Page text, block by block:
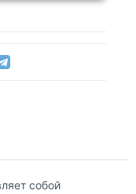
собой